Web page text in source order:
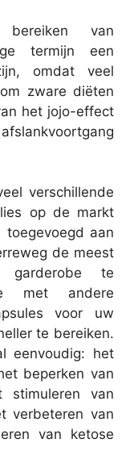
van
termijn een
omdat veel
zware diëten
het jojo-effect
verschillende
op de markt
toegevoegd aan
de meest
te
met andere
voor uw
te bereiken.
eenvoudig: het
beperken van
stimuleren van
verbeteren van
van ketose